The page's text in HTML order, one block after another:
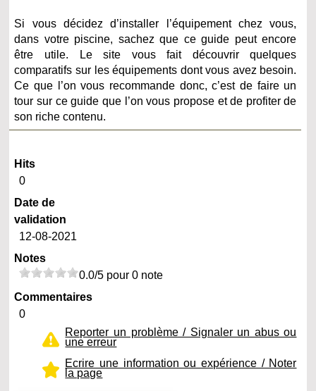
Si vous décidez d’installer l’équipement chez vous,
dans votre piscine, sachez que ce guide peut encore
être utile. Le site vous fait découvrir quelques
comparatifs sur les équipements dont vous avez besoin.
Ce que l’on vous recommande donc, c’est de faire un
tour sur ce guide que l’on vous propose et de profiter de
son riche contenu.
Hits
0
Date de
validation
12-08-2021
Notes
0.0/5 pour 0 note
Commentaires
0
Reporter un problème / Signaler un abus ou
une erreur
Ecrire une information ou expérience / Noter
la page